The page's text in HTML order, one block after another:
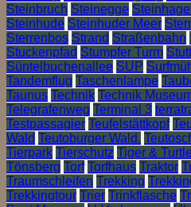
Steinbruch Steinegge
Steinhude Steinhuder Meer
Sterrenbos Strand Straßenbahn
Stuckenpfad Stumpfer Turm
Süntelbuchenallee SUP
Tandemflug Taschenlampe
Taunus Technik Technik
Telegrafenweg Terminal 3
Testpassagier Teufelstättkopf
Wald Teutoburger Wald.
Tierpark Tierschutz Tiger &
Tönsberg Torf Torfhaus Traktor
Traumschleifen Trekking
Trekkingtour Trier Trinkflasche